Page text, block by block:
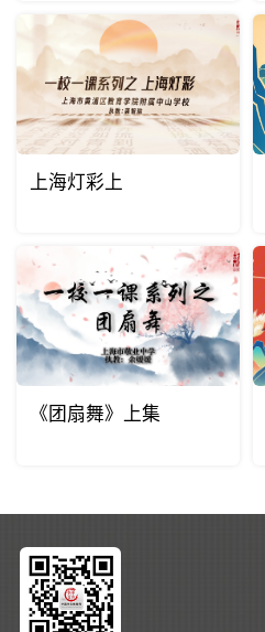
上海灯彩上
《团扇舞》上集